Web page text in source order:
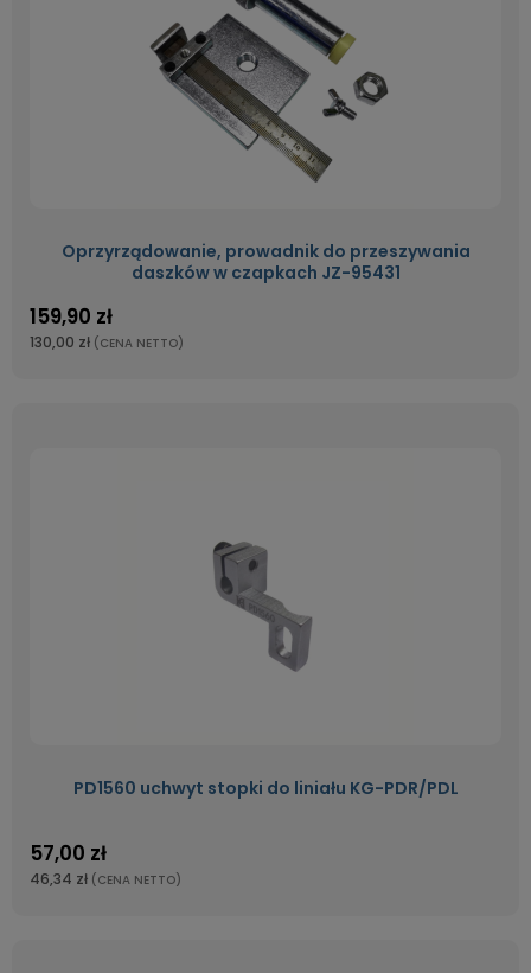
Oprzyrządowanie, prowadnik do przeszywania
daszków w czapkach JZ-95431
159,90 zł
130,00 zł (CENA NETTO)
PD1560 uchwyt stopki do liniału KG-PDR/PDL
57,00 zł
46,34 zł (CENA NETTO)